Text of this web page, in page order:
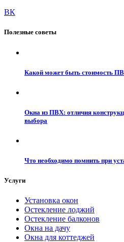
ВК
Полезные советы
Какой может быть стоимость
Окна из ПВХ: отличия
выбора
Что необходимо помнить при
Услуги
Установка окон
Остекление лоджий
Остекление балконов
Окна на дачу
Окна для коттеджей